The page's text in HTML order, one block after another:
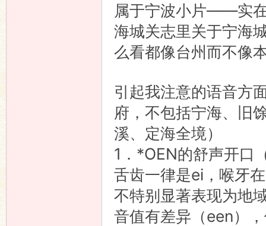
属于宁波小片——实
海城关志里关于宁海
么看都像台州而不像
引起我注意的语音方
府，不包括宁海、旧
溪、定海全境）
1．*OEN的舒声开口
舌齿一律是ei，喉牙
不特别显著表现为地
音值有差异（een）